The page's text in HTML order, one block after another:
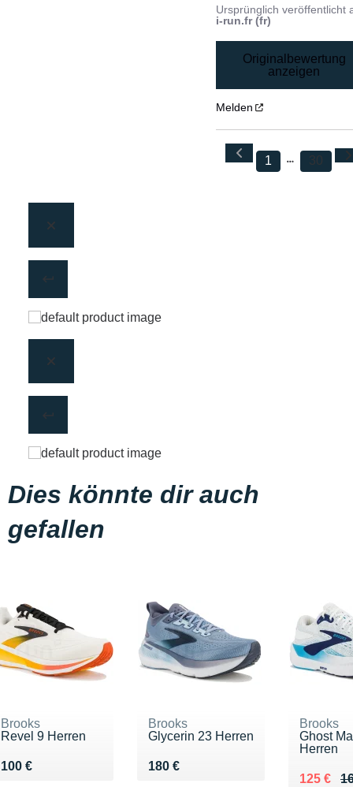
Ursprünglich veröffentlicht
i-run.fr (fr)
Originalbewertung
anzeigen
Melden
1 30
Dies könnte dir auch
gefallen
Brooks
Revel 9 Herren
100 €
Vendu 100 €
Brooks
Glycerin 23 Herren
180 €
Vendu 180 €
Brooks
Ghost
Herren
Au lieu
125 €
Vendu